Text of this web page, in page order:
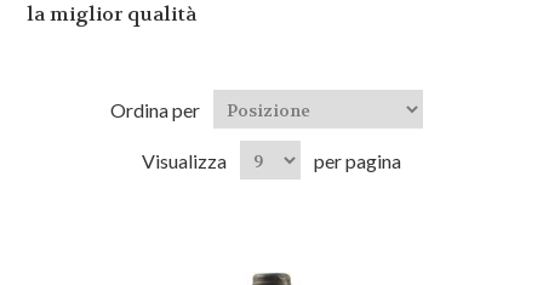
la miglior qualità
Ordina per
Visualizza per pagina